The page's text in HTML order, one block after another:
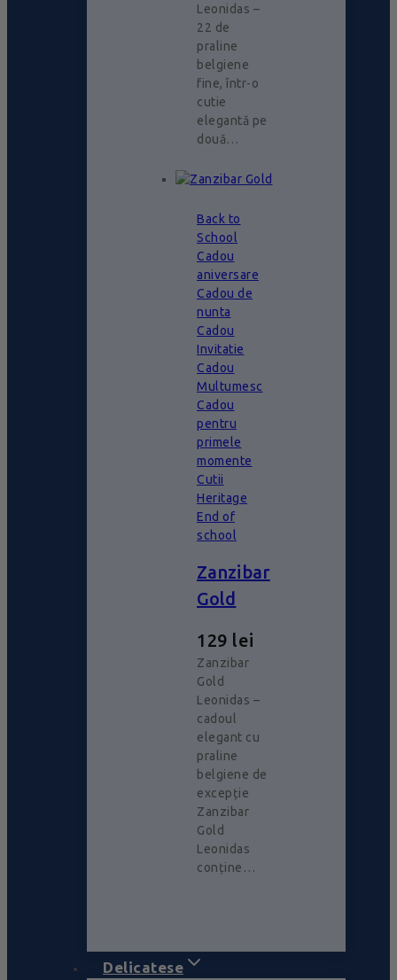
Leonidas –
22 de
praline
belgiene
fine, într-o
cutie
elegantă pe
două…
Back to
School
Cadou
aniversare
Cadou de
nunta
Cadou
Invitatie
Cadou
Multumesc
Cadou
pentru
primele
momente
Cutii
Heritage
End of
school
Zanzibar
Gold
129 lei
Zanzibar
Gold
Leonidas –
cadoul
elegant cu
praline
belgiene de
excepție
Zanzibar
Gold
Leonidas
conține…
Delicatese